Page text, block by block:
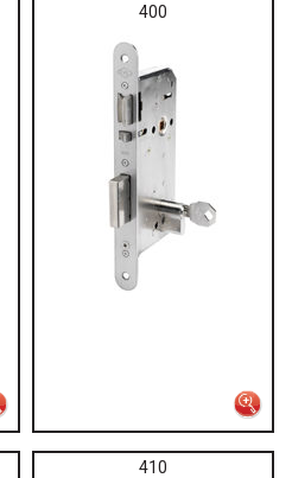
400
410